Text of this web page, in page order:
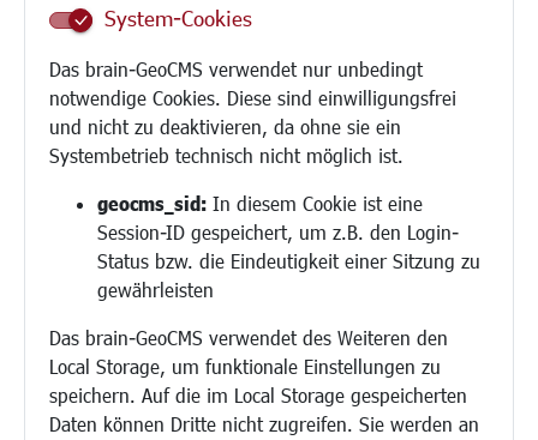
System-Cookies
Das brain-GeoCMS verwendet nur unbedingt
notwendige Cookies. Diese sind einwilligungsfrei
und nicht zu deaktivieren, da ohne sie ein
Systembetrieb technisch nicht möglich ist.
geocms_sid: In diesem Cookie ist eine
Session-ID gespeichert, um z.B. den Login-
Status bzw. die Eindeutigkeit einer Sitzung zu
gewährleisten
Das brain-GeoCMS verwendet des Weiteren den
Local Storage, um funktionale Einstellungen zu
speichern. Auf die im Local Storage gespeicherten
Daten können Dritte nicht zugreifen. Sie werden an
Schule
Demokratie leben
Ukrainehilfe
Hilfe für Geflüchtete
Religion
Bauen/Umwelt/Mobilität
Bebauungsplanung
Verkehr/Mobilität
Glasfaserausbau
Aktuelle Baustellen
Paddelteich